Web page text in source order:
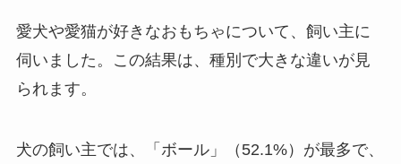
愛犬や愛猫が好きなおもちゃについて、飼い主に
伺いました。この結果は、種別で大きな違いが見
られます。
犬の飼い主では、「ボール」（52.1%）が最多で、